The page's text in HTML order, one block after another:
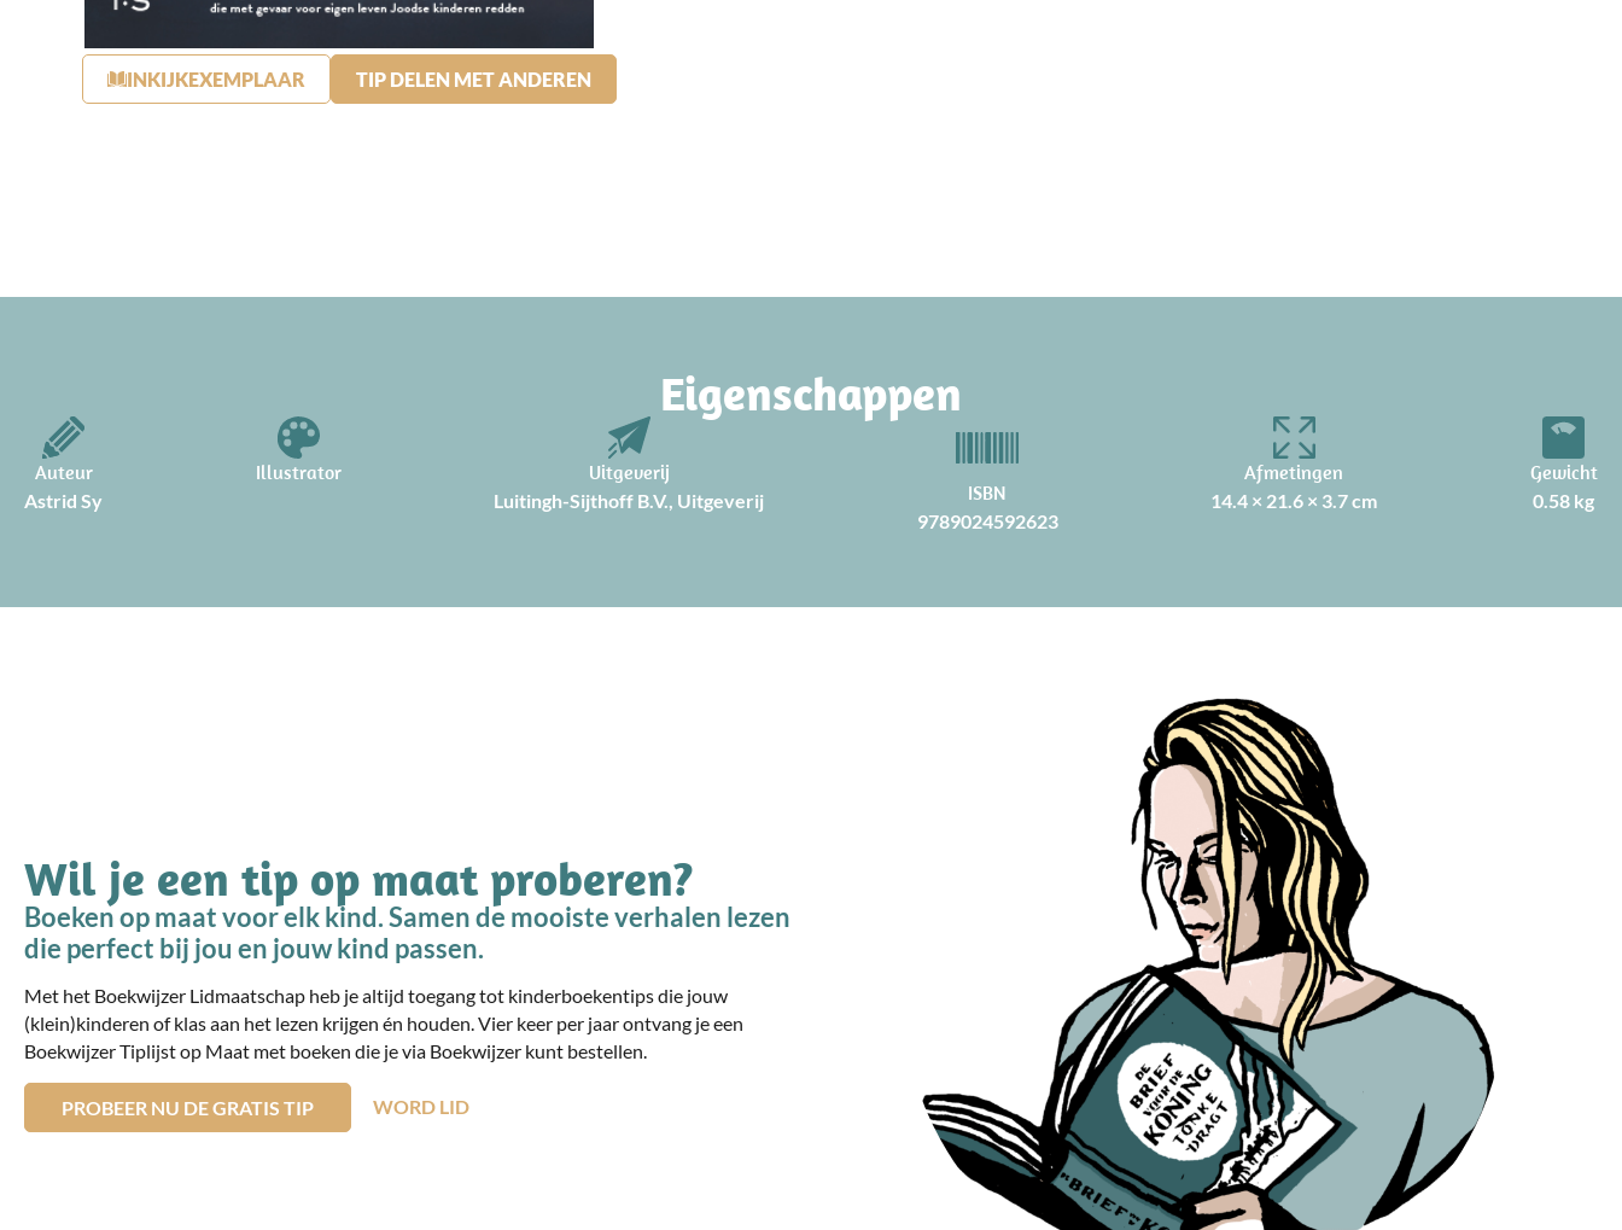
INKIJKEXEMPLAAR TIP DELEN MET ANDEREN
Eigenschappen
Auteur
Astrid Sy
Illustrator Uitgeverij
Luitingh-Sijthoff B.V., Uitgeverij ISBN
9789024592623
Afmetingen
14.4 × 21.6 × 3.7 cm
Gewicht
0.58 kg
Wil je een tip op maat proberen?
Boeken op maat voor elk kind. Samen de mooiste verhalen lezen
die perfect bij jou en jouw kind passen.
Met het Boekwijzer Lidmaatschap heb je altijd toegang tot kinderboekentips die jouw
(klein)kinderen of klas aan het lezen krijgen én houden. Vier keer per jaar ontvang je een
Boekwijzer Tiplijst op Maat met boeken die je via Boekwijzer kunt bestellen.
PROBEER NU DE GRATIS TIP WORD LID